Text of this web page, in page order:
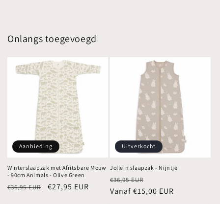
Onlangs toegevoegd
Aanbieding
Winterslaapzak met Afritsbare Mouw
- 90cm Animals - Olive Green
Normale
€36,95 EUR Aanbiedingsprijs
€27,95 EUR
Uitverkocht
Jollein slaapzak - Nijntje
Normale
prijs
€36,95 EUR
Vanaf €15,00 EUR